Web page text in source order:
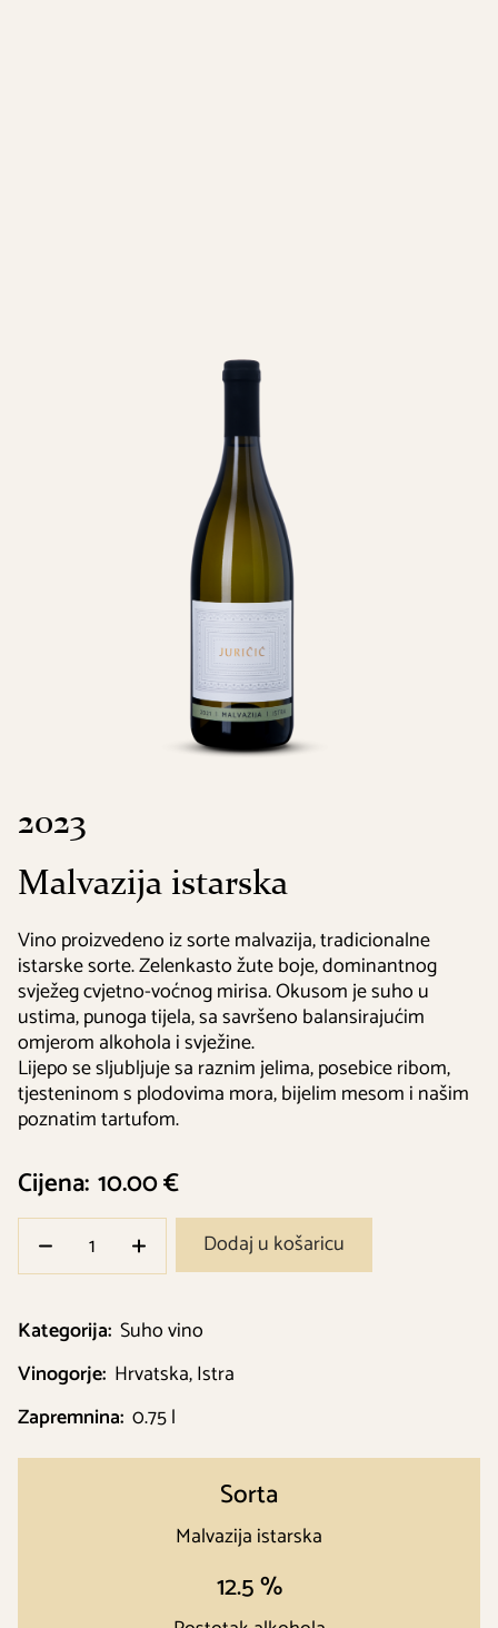
2023
Malvazija istarska
Vino proizvedeno iz sorte malvazija, tradicionalne
istarske sorte. Zelenkasto žute boje, dominantnog
svježeg cvjetno-voćnog mirisa. Okusom je suho u
ustima, punoga tijela, sa savršeno balansirajućim
omjerom alkohola i svježine.
Lijepo se sljubljuje sa raznim jelima, posebice ribom,
tjesteninom s plodovima mora, bijelim mesom i našim
poznatim tartufom.
Cijena: 10.00 €
Dodaj u košaricu
Kategorija: Suho vino
Vinogorje: Hrvatska, Istra
Zapremnina: 0.75 l
Sorta
Malvazija istarska
12.5 %